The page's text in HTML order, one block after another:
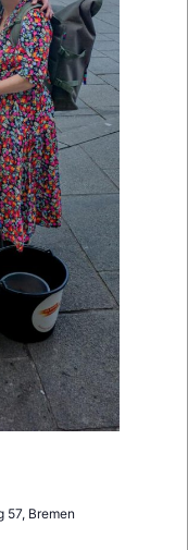
57, Bremen